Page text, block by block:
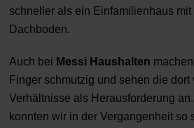
schneller als ein Einfamilienhaus mit
Dachboden.
Auch bei Messi Haushalten
Finger schmutzig und sehen die dort
Verhältnisse als Herausforderung
konnten wir in der Vergangenheit so